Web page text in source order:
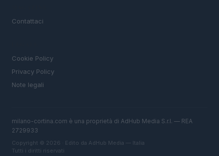
Contattaci
Cookie Policy
Privacy Policy
Note legali
milano-cortina.com è una proprietà di AdHub Media S.r.l. — REA
2729933
Copyright © 2026 · Edito da AdHub Media — Italia
Tutti i diritti riservati